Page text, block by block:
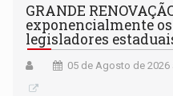
GRANDE
exponencialmente
legisladores
05 de Agosto de 2026